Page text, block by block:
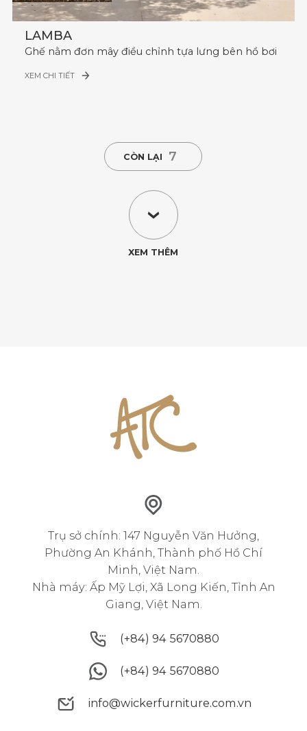
LAMBA
Ghế nằm đơn mây điều chỉnh tựa lưng bên hồ bơi
XEM CHI TIẾT
CÒN LẠI 7
XEM THÊM
Trụ sở chính: 147 Nguyễn Văn Hưởng,
Phường An Khánh, Thành phố Hồ Chí
Minh, Việt Nam.
Nhà máy: Ấp Mỹ Lợi, Xã Long Kiến, Tỉnh An
Giang, Việt Nam.
(+84) 94 5670880
(+84) 94 5670880
(+84) 94 5670880
(+84) 94 5670880
info@wickerfurniture.com.vn